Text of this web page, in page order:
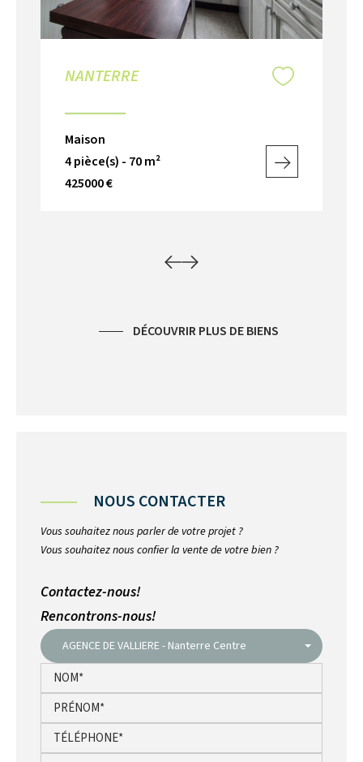
NANTERRE
Maison
4 pièce(s) - 70 m²
425000 €
DÉCOUVRIR PLUS DE BIENS
NOUS CONTACTER
Vous souhaitez nous parler de votre projet ?
Vous souhaitez nous confier la vente de votre bien ?
Contactez-nous!
Rencontrons-nous!
AGENCE DE VALLIERE - Nanterre Centre